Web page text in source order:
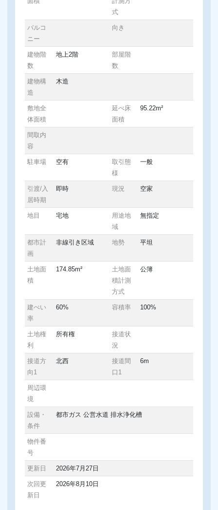
式
バルコ
ニー
向き
建物階
数
地上2階
部屋階
数
建物構
造
木造
敷地全
体面積
延べ床
面積
95.22m²
間取内
容
駐車場 空有
取引態
様
一般
引渡/入
居時期
即時 現況 空家
地目 宅地
用途地
域
無指定
都市計
画
非線引き区域 地勢 平坦
土地面
積
174.85m²
土地面
積計測
方式
公簿
建ぺい
率
60% 容積率 100%
土地権
利
所有権
接道状
況
接道方
向1
北西
接道間
口1
6m
周辺環
境
設備・
条件
都市ガス 公営水道 排水浄化槽
物件番
号
更新日 2026年7月27日
次回更
新日
2026年8月10日